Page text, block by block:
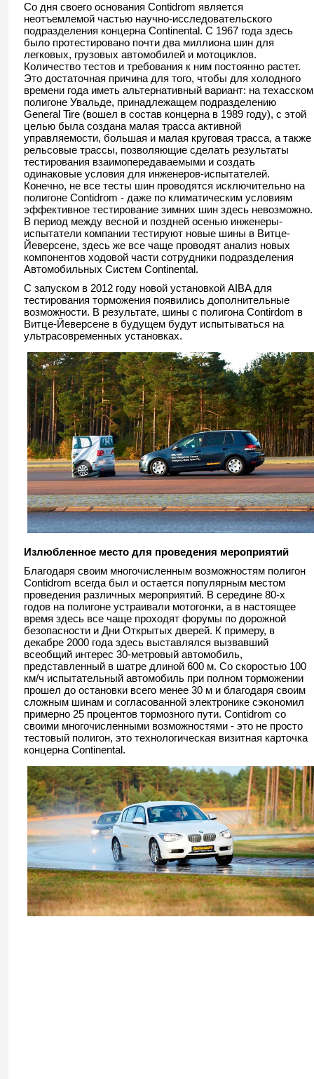
Со дня своего основания Contidrom является
неотъемлемой частью научно-исследовательского
подразделения концерна Continental. С 1967 года здесь
было протестировано почти два миллиона шин для
легковых, грузовых автомобилей и мотоциклов.
Количество тестов и требования к ним постоянно растет.
Это достаточная причина для того, чтобы для холодного
времени года иметь альтернативный вариант: на техасском
полигоне Увальде, принадлежащем подразделению
General Tire (вошел в состав концерна в 1989 году), с этой
целью была создана малая трасса активной
управляемости, большая и малая круговая трасса, а также
рельсовые трассы, позволяющие сделать результаты
тестирования взаимопередаваемыми и создать
одинаковые условия для инженеров-испытателей.
Конечно, не все тесты шин проводятся исключительно на
полигоне Contidrom - даже по климатическим условиям
эффективное тестирование зимних шин здесь невозможно.
В период между весной и поздней осенью инженеры-
испытатели компании тестируют новые шины в Витце-
Йеверсене, здесь же все чаще проводят анализ новых
компонентов ходовой части сотрудники подразделения
Автомобильных Систем Continental.
С запуском в 2012 году новой установкой AIBA для
тестирования торможения появились дополнительные
возможности. В результате, шины с полигона Contirdom в
Витце-Йеверсене в будущем будут испытываться на
ультрасовременных установках.
Излюбленное место для проведения мероприятий
Благодаря своим многочисленным возможностям полигон
Contidrom всегда был и остается популярным местом
проведения различных мероприятий. В середине 80-х
годов на полигоне устраивали мотогонки, а в настоящее
время здесь все чаще проходят форумы по дорожной
безопасности и Дни Открытых дверей. К примеру, в
декабре 2000 года здесь выставлялся вызвавший
всеобщий интерес 30-метровый автомобиль,
представленный в шатре длиной 600 м. Со скоростью 100
км/ч испытательный автомобиль при полном торможении
прошел до остановки всего менее 30 м и благодаря своим
сложным шинам и согласованной электронике сэкономил
примерно 25 процентов тормозного пути. Contidrom со
своими многочисленными возможностями - это не просто
тестовый полигон, это технологическая визитная карточка
концерна Continental.